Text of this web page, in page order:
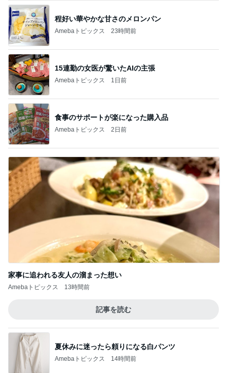
程好い華やかな甘さのメロンパン
Amebaトピックス 23時間前
15連勤の女医が驚いたAIの主張
Amebaトピックス 1日前
食事のサポートが楽になった購入品
Amebaトピックス 2日前
家事に追われる友人の溜まった想い
Amebaトピックス 13時間前
記事を読む
夏休みに迷ったら頼りになる白パンツ
Amebaトピックス 14時間前